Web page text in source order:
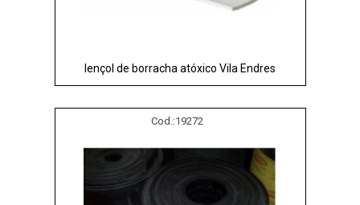
lençol de borracha atóxico Vila Endres
Cod.:19272